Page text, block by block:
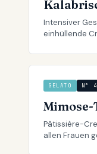
Intensiver
einhüllende
GELATO N°
Pâtissière-
allen Frauen